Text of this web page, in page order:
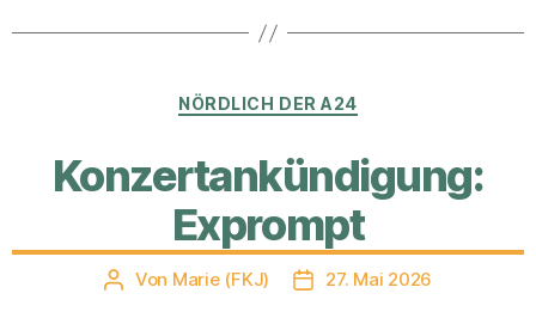
Kategorien
NÖRDLICH DER A24
Konzertankündigung:
Exprompt
Beitragsautor
Von Marie (FKJ) Veröffentlichungsdatum
27. Mai 2026